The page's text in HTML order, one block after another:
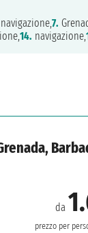
navigazione,7.
14. navigazione,
da
prezzo per